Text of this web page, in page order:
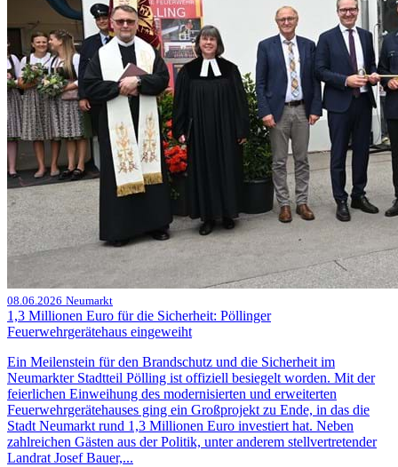
08.06.2026 Neumarkt
1,3 Millionen Euro für die Sicherheit: Pöllinger
Feuerwehrgerätehaus eingeweiht
Ein Meilenstein für den Brandschutz und die Sicherheit im
Neumarkter Stadtteil Pölling ist offiziell besiegelt worden. Mit der
feierlichen Einweihung des modernisierten und erweiterten
Feuerwehrgerätehauses ging ein Großprojekt zu Ende, in das die
Stadt Neumarkt rund 1,3 Millionen Euro investiert hat. Neben
zahlreichen Gästen aus der Politik, unter anderem stellvertretender
Landrat Josef Bauer,...